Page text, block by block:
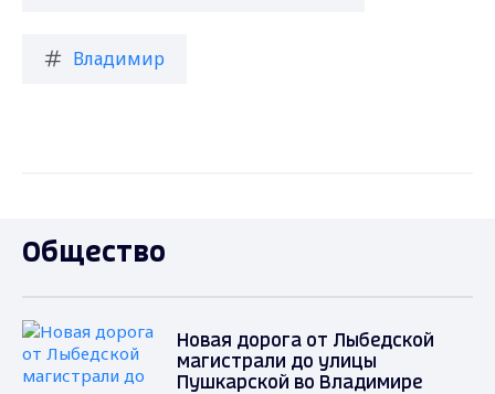
Владимир
Общество
Новая дорога от Лыбедской
магистрали до улицы
Пушкарской во Владимире